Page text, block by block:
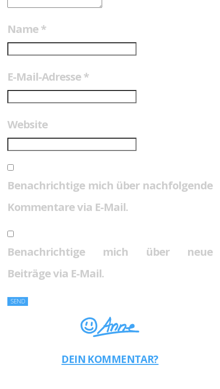
Name *
E-Mail-Adresse *
Website
Benachrichtige mich über nachfolgende
Kommentare via E-Mail.
Benachrichtige mich über neue
Beiträge via E-Mail.
DEIN KOMMENTAR?